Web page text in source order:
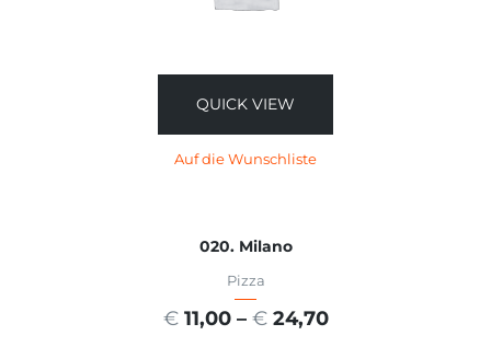
QUICK VIEW
Auf die Wunschliste
020. Milano
Pizza
€ 11,00 – € 24,70